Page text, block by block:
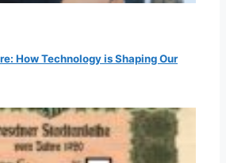
How Technology is Shaping Our